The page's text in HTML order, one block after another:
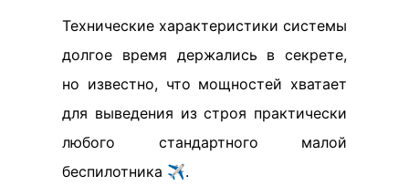
Технические характеристики системы
долгое время держались в секрете,
но известно, что мощностей хватает
для выведения из строя практически
любого стандартного малой
беспилотника ✈️.